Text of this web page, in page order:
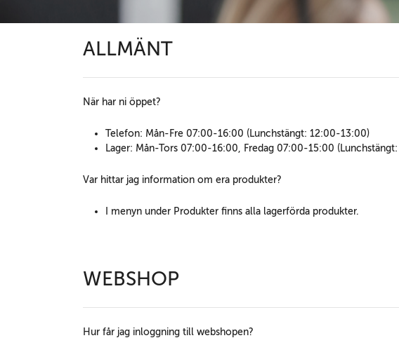
ALLMÄNT
När har ni öppet?
Telefon: Mån-Fre 07:00-16:00 (Lunchstängt: 12:00-13:00)
Lager: Mån-Tors 07:00-16:00, Fredag 07:00-15:00
Var hittar jag information om era produkter?
I menyn under Produkter finns alla lagerförda produkter.
WEBSHOP
Hur får jag inloggning till webshopen?